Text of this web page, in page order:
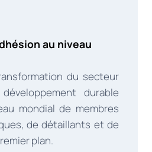
au niveau
du secteur
durable
mondial de membres
de détaillants et de
plan.